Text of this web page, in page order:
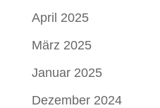
April 2025
März 2025
Januar 2025
Dezember 2024